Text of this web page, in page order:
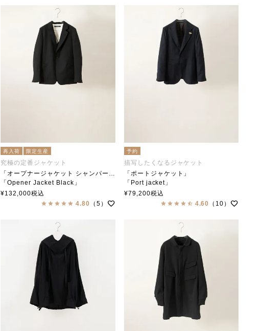
再入荷 限定生産
究極の定番ジャケット
「Opener Jacket Black」
soutiencollar
¥132,000税込
4.80 （5）
予約
描写したくなるジャケット
「ポートジャケット」
「Port jacket」
soutiencollar(ステンカラー)
¥79,200税込
4.60 （10）